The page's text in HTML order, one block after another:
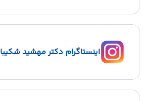
اینستاگرام دکتر مهشید شکیبافرد